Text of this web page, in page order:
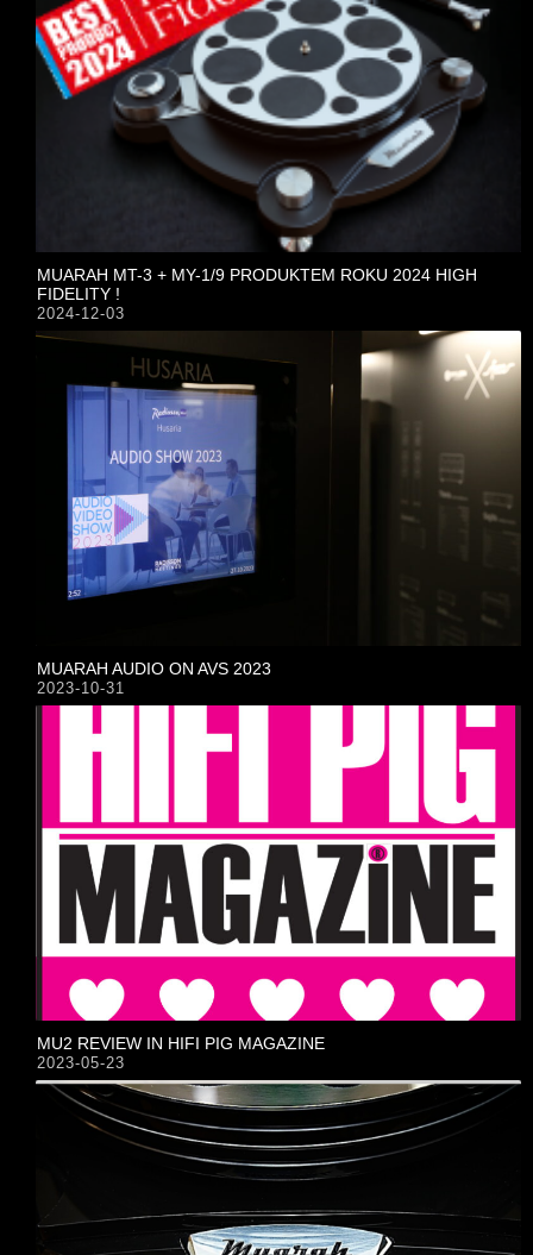
MUARAH MT-3 + MY-1/9 PRODUKTEM ROKU 2024 HIGH
FIDELITY !
2024-12-03
MUARAH AUDIO ON AVS 2023
2023-10-31
MU2 REVIEW IN HIFI PIG MAGAZINE
2023-05-23